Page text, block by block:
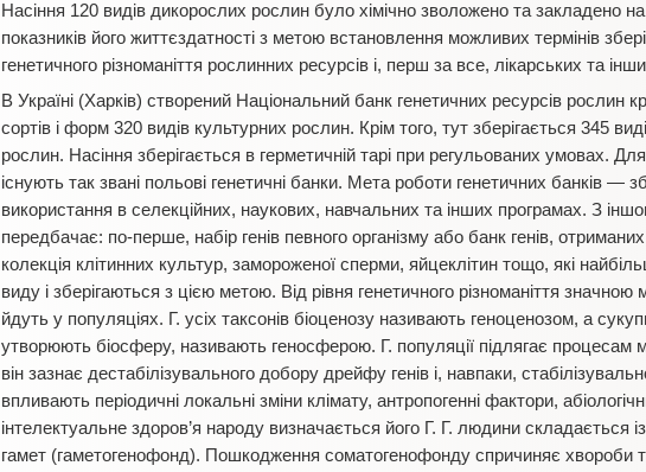
Насіння 120 видів дикорослих рослин було хімічно зволожено та закладено
показників його життєздатності з метою встановлення можливих термінів
генетичного різноманіття рослинних ресурсів і, перш за все, лікарських та
В Україні (Харків) створений Національний банк генетичних ресурсів рослин
сортів і форм 320 видів культурних рослин. Крім того, тут зберігається 345
рослин. Насіння зберігається в герметичній тарі при регульованих умовах.
існують так звані польові генетичні банки. Мета роботи генетичних банків —
використання в селекційних, наукових, навчальних та інших програмах. З
передбачає: по-перше, набір генів певного організму або банк генів,
колекція клітинних культур, замороженої сперми, яйцеклітин тощо, які
виду і зберігаються з цією метою. Від рівня генетичного різноманіття
йдуть у популяціях. Г. усіх таксонів біоценозу називають геноценозом, а
утворюють біосферу, називають геносферою. Г. популяції підлягає процесам
він зазнає дестабілізувального добору дрейфу генів і, навпаки,
впливають періодичні локальні зміни клімату, антропогенні фактори,
інтелектуальне здоров’я народу визначається його Г. Г. людини складається
гамет (гаметогенофонд). Пошкодження соматогенофонду спричиняє хвороби